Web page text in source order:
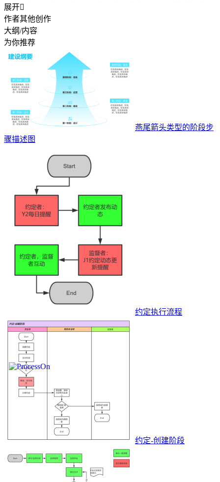
展开
作者其他创作
大纲/内容
为你推荐
燕尾箭头类型的阶段步
骤描述图
约定执行流程
约定-创建阶段